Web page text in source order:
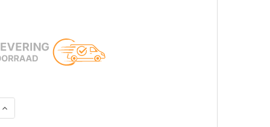
VAN OMKOKERINGSBEUGEL Ø 150 MM
VERHOOG AANTAL VAN OMKOKERINGSBEUGEL Ø 150 MM